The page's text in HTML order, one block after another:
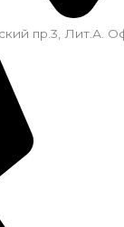
пр.3, Лит.А.